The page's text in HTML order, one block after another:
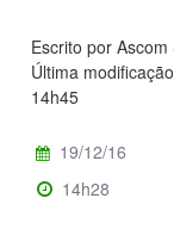
Escrito por
Última
14h45
19/12/16
14h28